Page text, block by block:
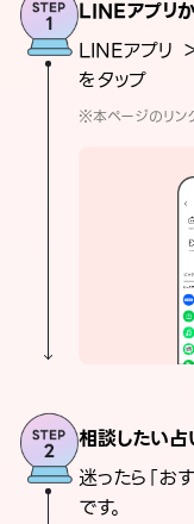
LINEアプリ
LINEアプリ
をタップ
※本ページのリン
相談したい
迷ったら「お
です。